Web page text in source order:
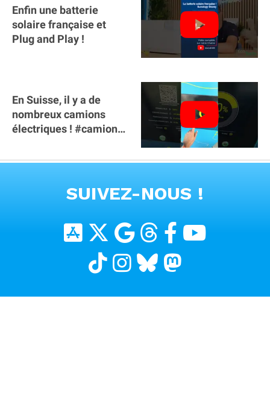
Enfin une batterie
solaire française et
Plug and Play !
En Suisse, il y a de
nombreux camions
électriques ! #camion
#voitureelectrique
SUIVEZ-NOUS !